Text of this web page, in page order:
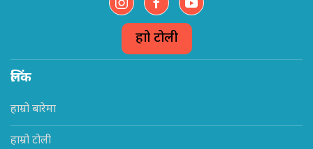
हाम्रो टोली
लिंक
हाम्रो बारेमा
हाम्रो टोली